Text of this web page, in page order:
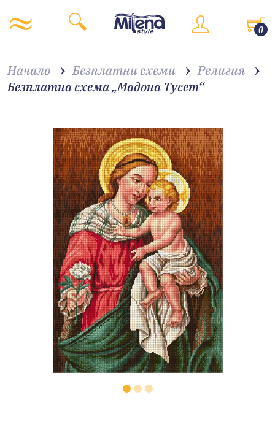
0
Начало Безплатни схеми
Религия
Безплатна схема „Мадона Тусет“